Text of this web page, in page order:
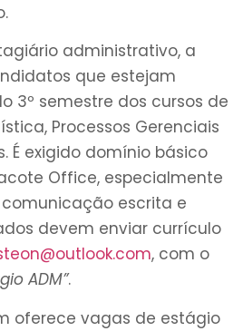
administrativo, a
que estejam
3º semestre dos cursos de
Processos Gerenciais
É exigido domínio básico
Office, especialmente
comunicação escrita e
devem enviar currículo
, com o
ADM”.
oferece vagas de estágio